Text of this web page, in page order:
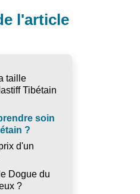
l'article
taille
Tibétain
soin
?
d'un
Dogue du
?